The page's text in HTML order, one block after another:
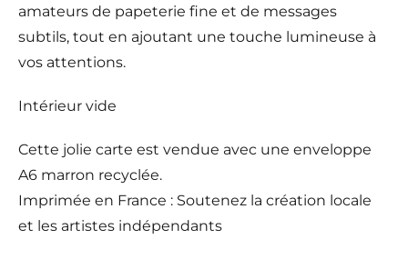
amateurs de papeterie fine et de messages
subtils, tout en ajoutant une touche lumineuse à
vos attentions.
Intérieur vide
Cette jolie carte est vendue avec une enveloppe
A6 marron recyclée.
Imprimée en France : Soutenez la création locale
et les artistes indépendants